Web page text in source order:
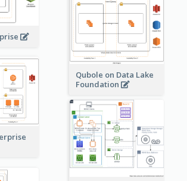
Qubole on Data Lake
Foundation